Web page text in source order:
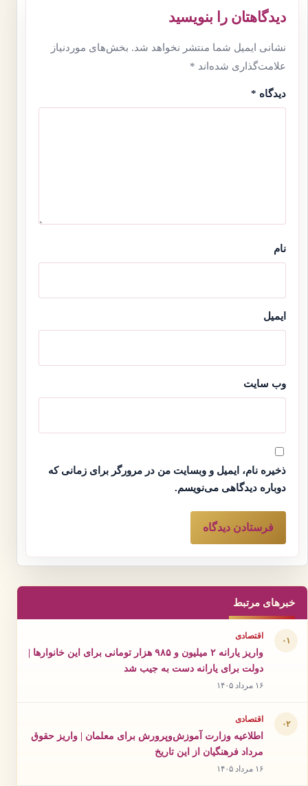
دیدگاهتان را بنویسید
نشانی ایمیل شما منتشر نخواهد شد. بخش‌های موردنیاز
علامت‌گذاری شده‌اند *
دیدگاه *
نام
ایمیل
وب‌ سایت
ذخیره نام، ایمیل و وبسایت من در مرورگر برای زمانی که
دوباره دیدگاهی می‌نویسم.
خبرهای مرتبط
۰۱ اقتصادی
واریز یارانه ۲ میلیون و ۹۸۵ هزار تومانی برای این خانوارها |
دولت برای یارانه دست به جیب شد
۱۶ مرداد ۱۴۰۵
۰۲ اقتصادی
اطلاعیه وزارت آموزش‌وپرورش برای معلمان | واریز حقوق
مرداد فرهنگیان از این تاریخ
۱۶ مرداد ۱۴۰۵